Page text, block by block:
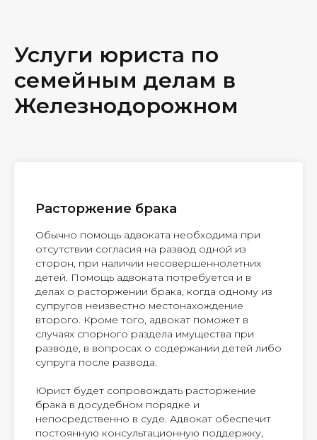
Услуги юриста по
семейным делам в
Железнодорожном
Расторжение брака
Обычно помощь адвоката необходима при
отсутствии согласия на развод одной из
сторон, при наличии несовершеннолетних
детей. Помощь адвоката потребуется и в
делах о расторжении брака, когда одному из
супругов неизвестно местонахождение
второго. Кроме того, адвокат поможет в
случаях спорного раздела имущества при
разводе, в вопросах о содержании детей либо
супруга после развода.
Юрист будет сопровождать расторжение
брака в досудебном порядке и
непосредственно в суде. Адвокат обеспечит
постоянную консультационную поддержку,